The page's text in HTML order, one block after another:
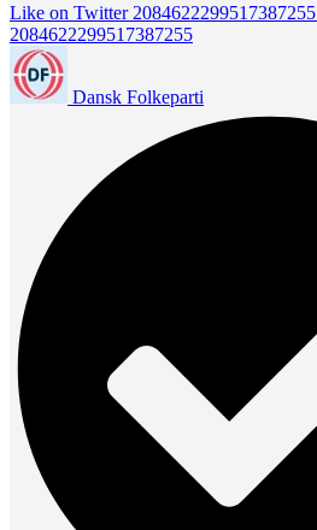
Like on Twitter 2084622299517387255
2084622299517387255
Dansk Folkeparti